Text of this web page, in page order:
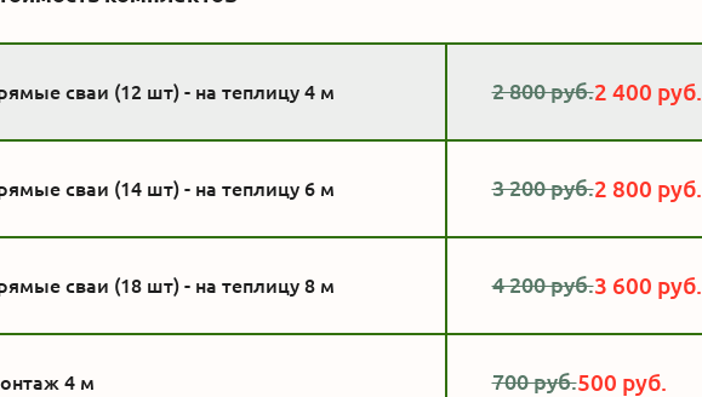
сваи (12 шт) - на теплицу 4 м 2 800 руб.2 400 руб.
сваи (14 шт) - на теплицу 6 м 3 200 руб.2 800 руб.
сваи (18 шт) - на теплицу 8 м 4 200 руб.3 600 руб.
4 м 700 руб.500 руб.